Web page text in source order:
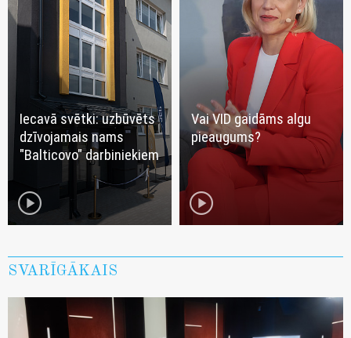
Iecavā svētki: uzbūvēts
dzīvojamais nams
"Balticovo" darbiniekiem
play_circle
Vai VID gaidāms algu
pieaugums?
play_circle
SVARĪGĀKAIS